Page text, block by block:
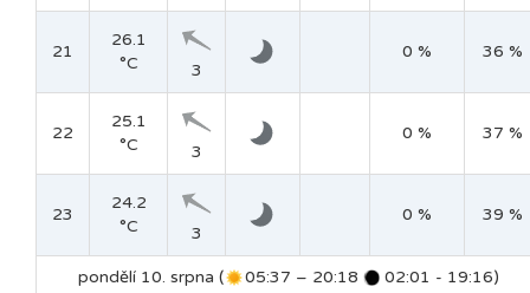
21
26.1
°C
3
0 % 36 %
22
25.1
°C
3
0 % 37 %
23
24.2
°C
3
0 % 39 %
pondělí 10. srpna ( 05:37 – 20:18 02:01 - 19:16)